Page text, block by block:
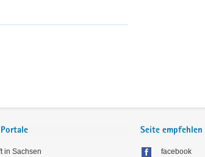
in Sachsen
Seite empfehlen
facebook